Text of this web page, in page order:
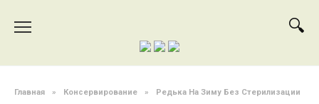
содержанию
Главная » Консервирование » Редька На Зиму Без Стерилизации